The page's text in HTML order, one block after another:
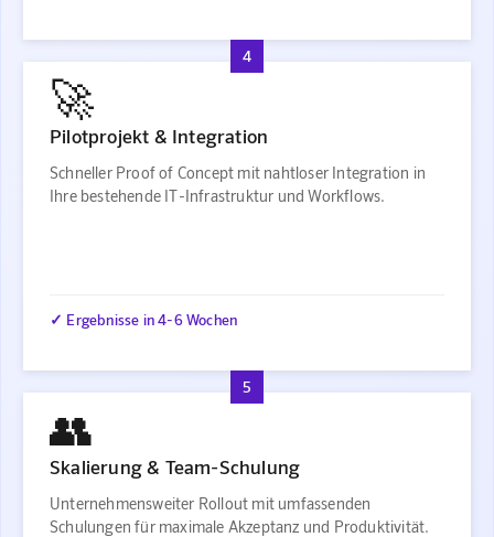
4
🚀
Pilotprojekt & Integration
Schneller Proof of Concept mit nahtloser Integration in
Ihre bestehende IT-Infrastruktur und Workflows.
✓ Ergebnisse in 4-6 Wochen
5
👥
Skalierung & Team-Schulung
Unternehmensweiter Rollout mit umfassenden
Schulungen für maximale Akzeptanz und Produktivität.